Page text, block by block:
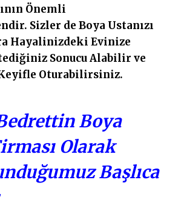
Önemli
Sizler de Boya Ustanızı
Hayalinizdeki Evinize
Sonucu Alabilir ve
Oturabilirsiniz.
Boya
Olarak
Başlıca